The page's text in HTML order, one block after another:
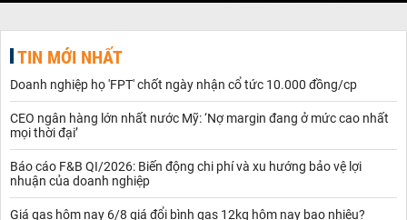
TIN MỚI NHẤT
Doanh nghiệp họ 'FPT' chốt ngày nhận cổ tức 10.000 đồng/cp
CEO ngân hàng lớn nhất nước Mỹ: ‘Nợ margin đang ở mức cao nhất
mọi thời đại’
Báo cáo F&B QI/2026: Biến động chi phí và xu hướng bảo vệ lợi
nhuận của doanh nghiệp
Giá gas hôm nay 6/8 giá đổi bình gas 12kg hôm nay bao nhiêu?